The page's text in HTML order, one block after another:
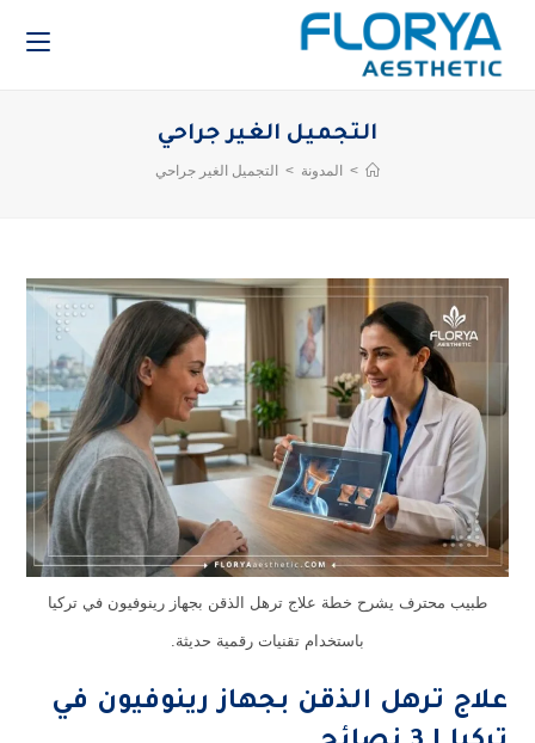
التجميل الغير جراحي
التجميل الغير جراحي
يشرح خطة علاج ترهل الذقن بجهاز رينوفيون في تركيا
باستخدام تقنيات رقمية حديثة.
الذقن بجهاز رينوفيون في